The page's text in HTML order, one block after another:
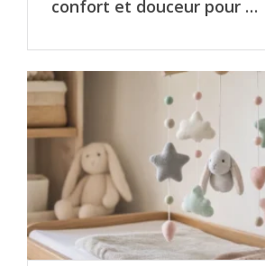
confort et douceur pour …